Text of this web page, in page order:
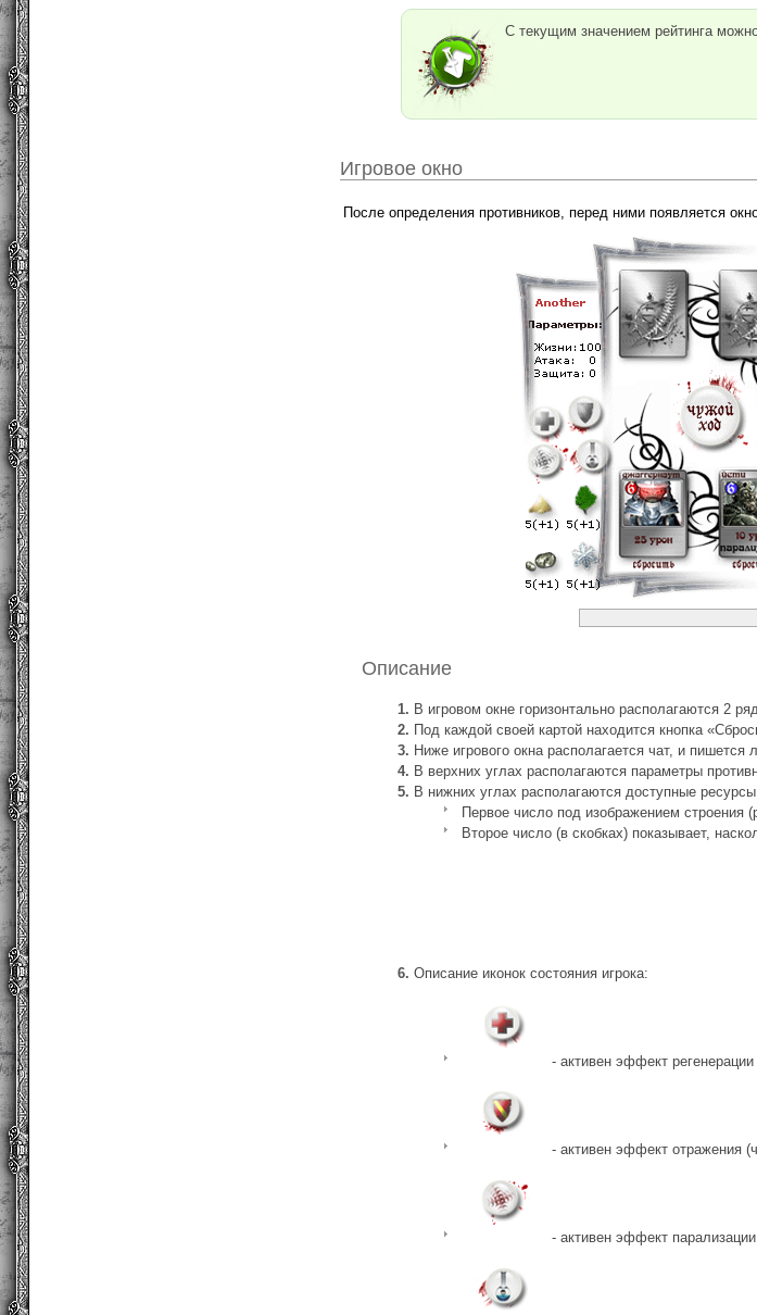
С текущим значением рейтинга
Игровое окно
После определения противников, перед ними появляется
Описание
В игровом окне горизонтально располагаются 2
Под каждой своей картой находится кнопка
Ниже игрового окна располагается чат, и пишется
В верхних углах располагаются параметры
В нижних углах располагаются доступные
Первое число под изображением строения
Второе число (в скобках) показывает,
Описание иконок состояния игрока:
- активен эффект
- активен эффект отражения
- активен эффект